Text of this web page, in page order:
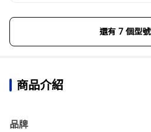
還有 7 個型號
商品介紹
品牌